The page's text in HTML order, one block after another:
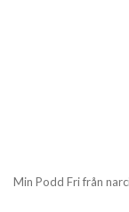
Min Podd Fri från